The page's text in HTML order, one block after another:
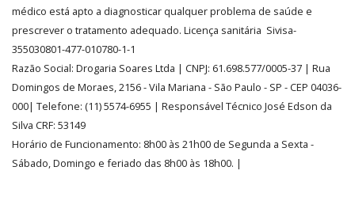
médico está apto a diagnosticar qualquer problema de saúde e
prescrever o tratamento adequado. Licença sanitária Sivisa-
355030801-477-010780-1-1
Razão Social: Drogaria Soares Ltda | CNPJ: 61.698.577/0005-37 | Rua
Domingos de Moraes, 2156-Vila Mariana - São Paulo - SP - CEP 04036-
000| Telefone: (11)5574-6955 | Responsável Técnico José Edson da
Silva CRF: 53149
Horário de Funcionamento: 8h00 às 21h00 de Segunda a Sexta -
Sábado, Domingo e feriado das 8h00 às 18h00. |